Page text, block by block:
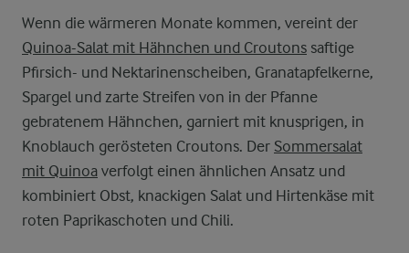
Wenn die wärmeren Monate kommen, vereint der
Quinoa-Salat mit Hähnchen und Croutons saftige
Pfirsich- und Nektarinenscheiben, Granatapfelkerne,
Spargel und zarte Streifen von in der Pfanne
gebratenem Hähnchen, garniert mit knusprigen, in
Knoblauch gerösteten Croutons. Der Sommersalat
mit Quinoa verfolgt einen ähnlichen Ansatz und
kombiniert Obst, knackigen Salat und Hirtenkäse mit
roten Paprikaschoten und Chili.